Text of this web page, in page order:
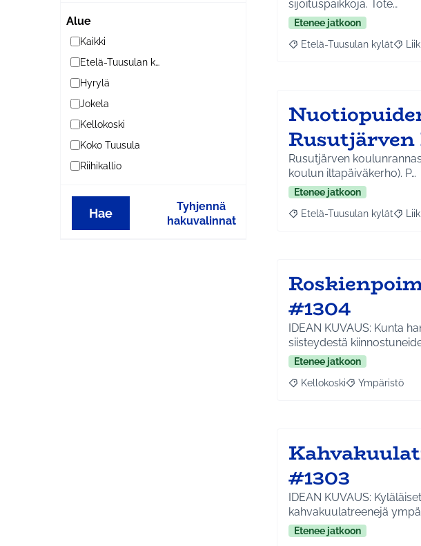
Alue
Kaikki
Etelä-Tuusulan kylät
Hyrylä
Jokela
Kellokoski
Koko Tuusula
Riihikallio
Hae
Tyhjennä
hakuvalinnat
sijoituspaikkoja. Tote…
Etenee jatkoon
Rajaa tulokset aihepiirin
Etelä-Tuusulan kylät
Rusutjärven
koulun iltapäiväkerho). P…
Etenee jatkoon
Rajaa tulokset aihepiirin
Etelä-Tuusulan kylät
#1304
IDEAN KUVAUS: Kunta
siisteydestä
Etenee jatkoon
Rajaa tulokset aihepiirin
Kellokoski Rajaa tulokset
Ympäristö
#1303
IDEAN KUVAUS:
kahvakuulatreenejä
Etenee jatkoon